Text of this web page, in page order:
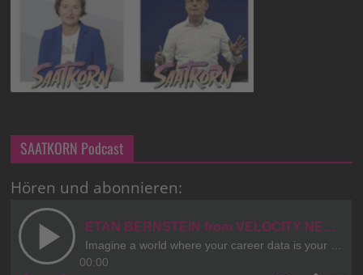
SAATKORN Podcast
Hören und abonnieren: